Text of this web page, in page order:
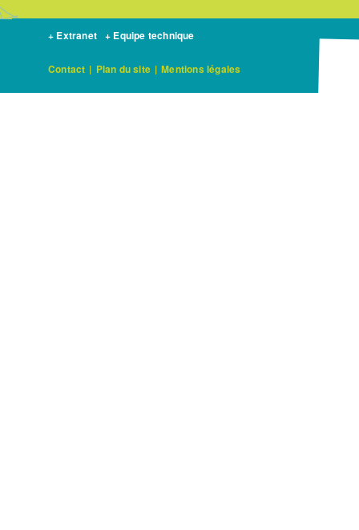
+ Extranet + Equipe technique
Contact | Plan du site | Mentions légales